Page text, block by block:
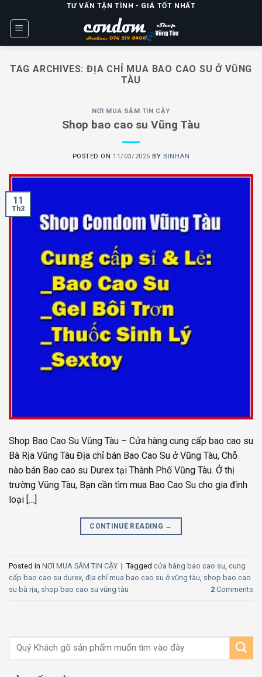
content
TƯ VẤN TẬN TÌNH - GIÁ TỐT NHẤT
TAG ARCHIVES: ĐỊA CHỈ MUA BAO CAO SU Ở VŨNG
TÀU
NƠI MUA SẮM TIN CẬY
Shop bao cao su Vũng Tàu
POSTED ON 11/03/2025 BY BINHAN
11
Th3
Shop Bao Cao Su Vũng Tàu – Cửa hàng cung cấp bao cao su
Bà Rịa Vũng Tàu Địa chỉ bán Bao Cao Su ở Vũng Tàu, Chỗ
nào bán Bao cao su Durex tại Thành Phố Vũng Tàu. Ở thị
trường Vũng Tàu, Bạn cần tìm mua Bao Cao Su cho gia đình
loại […]
CONTINUE READING →
Posted in NƠI MUA SẮM TIN CẬY | Tagged cửa hàng bao cao su cung
cấp bao cao su durex địa chỉ mua bao cao su ở vũng tàu shop bao cao
su bà rịa shop bao cao su vũng tàu 2 Comments